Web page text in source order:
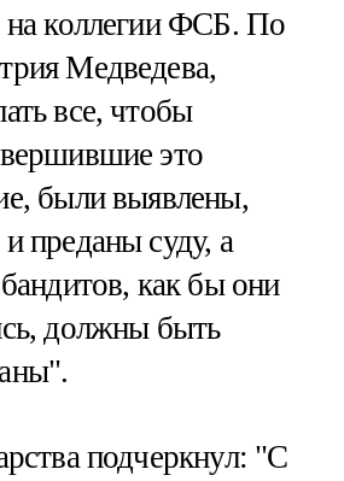
на коллегии ФСБ. По
Медведева,
все, чтобы
это
были выявлены,
преданы суду, а
как бы они
должны быть
подчеркнул: "С